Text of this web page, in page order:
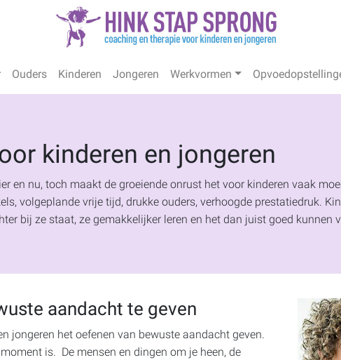
Ouders Kinderen Jongeren Werkvormen
kinderen en jongeren
en nu, toch maakt de groeiende onrust het voor kinderen vaak
volgeplande vrije tijd, drukke ouders, verhoogde prestatiedruk.
bij ze staat, ze gemakkelijker leren en het dan juist goed kunnen
aandacht te geven
jongeren het oefenen van bewuste aandacht geven.
is. De mensen en dingen om je heen, de